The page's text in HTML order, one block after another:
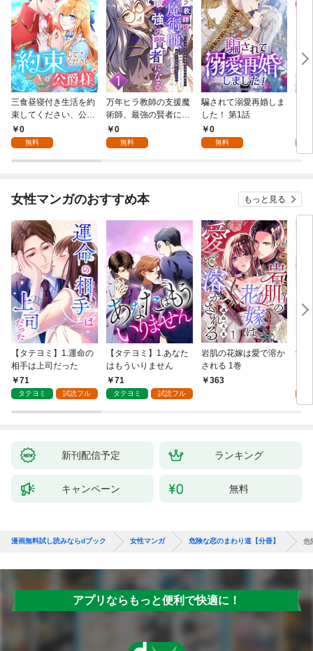
三食昼寝付き生活を約
束してください、公爵
様 1話
0
無料
万年ヒラ教師の支援魔
術師、最強の賢者にな
る～不人気の支援魔術
師は給料泥棒だと魔術
らない件～ 第1話
0
無料
騙されて溺愛再婚しま
した！ 第1話
0
無料
女性マンガのおすすめ本 もっと見る
【タテヨミ】1.運命の
相手は上司だった
71
タテヨミ 試読フル
【タテヨミ】1.あなた
はもういりません
71
タテヨミ 試読フル
岩肌の花嫁は愛で溶か
される 1巻
363
愛
新刊配信予定 ランキング
キャンペーン 無料
漫画無料試し読みならdブック 女性マンガ 危険な恋のまわり道【分冊】 危
アプリならもっと便利で快適に！